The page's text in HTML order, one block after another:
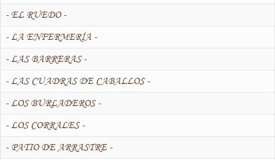
- EL RUEDO -
- LA ENFERMERÍA -
- LAS BARRERAS -
- LAS CUADRAS DE CABALLOS -
- LOS BURLADEROS -
- LOS CORRALES -
- PATIO DE ARRASTRE -